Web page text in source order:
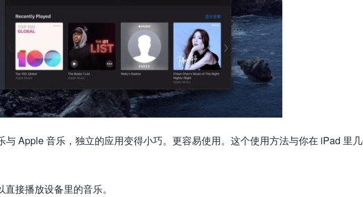
与 Apple 音乐，独立的应用变得小巧。更容易使用。这个使用方法与你在 iPad 里
接播放设备里的音乐。